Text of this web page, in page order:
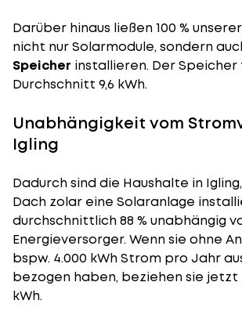
Darüber hinaus ließen 100 %
nicht nur Solarmodule, sondern
Speicher installieren. Der
Durchschnitt 9,6 kWh.
Unabhängigkeit vom
Igling
Dadurch sind die Haushalte in
Dach zolar eine Solaranlage
durchschnittlich 88 % unabhängig
Energieversorger. Wenn sie ohne
bspw. 4.000 kWh Strom pro Jahr
bezogen haben, beziehen sie jetzt
kWh.